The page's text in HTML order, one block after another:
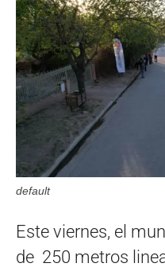
default
Este viernes, el
de 250 metros